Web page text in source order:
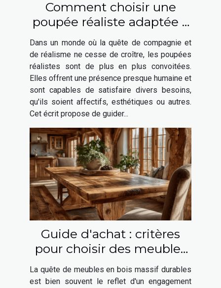
Comment choisir une
poupée réaliste adaptée à
vos besoins ?
Dans un monde où la quête de compagnie et
de réalisme ne cesse de croître, les poupées
réalistes sont de plus en plus convoitées.
Elles offrent une présence presque humaine et
sont capables de satisfaire divers besoins,
qu'ils soient affectifs, esthétiques ou autres.
Cet écrit propose de guider...
Guide d'achat : critères
pour choisir des meubles
en bois massif durables
La quête de meubles en bois massif durables
est bien souvent le reflet d'un engagement